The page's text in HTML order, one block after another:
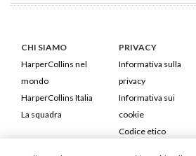
CHI SIAMO
HarperCollins nel
mondo
HarperCollins Italia
La squadra
PRIVACY
Informativa sulla
privacy
Informativa sui
cookie
Codice etico